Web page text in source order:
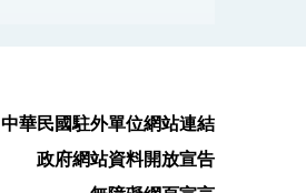
中華民國駐外單位網站連結
政府網站資料開放宣告